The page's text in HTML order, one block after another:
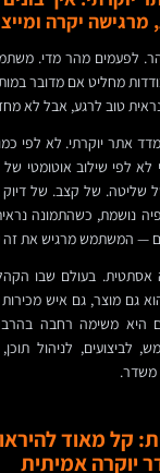
יקרה
לפעמים מהר מדי.
מחליט אם מדובר
טוב לרגע, אבל לא
אתר יוקרתי. לא לפי
לא לפי שילוב אוטומטי
שליטה. של קצב. של
נושמת, כשהתמונה
— המשתמש מרגיש את זה
בעולם שבו
גם מוצר, גם איש מכירות
היא משימה רחבה
לביצועים, לניהול
משדר.
קל מאוד
יוקרה אמיתית